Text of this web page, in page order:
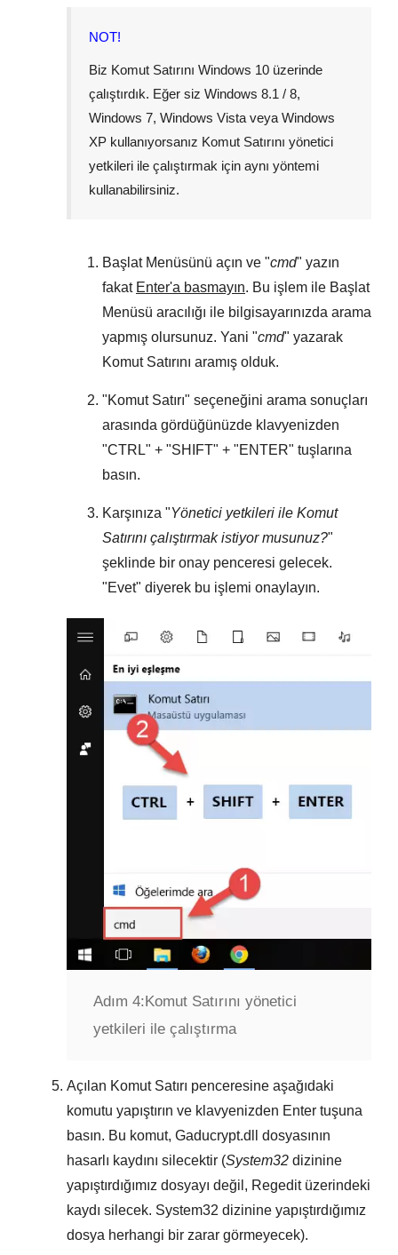
NOT!
Biz Komut Satırını Windows 10 üzerinde
çalıştırdık. Eğer siz Windows 8.1 / 8,
Windows 7, Windows Vista veya Windows
XP kullanıyorsanız Komut Satırını yönetici
yetkileri ile çalıştırmak için aynı yöntemi
kullanabilirsiniz.
Başlat Menüsünü açın ve "cmd" yazın
fakat Enter'a basmayın. Bu işlem ile Başlat
Menüsü aracılığı ile bilgisayarınızda arama
yapmış olursunuz. Yani "cmd" yazarak
Komut Satırını aramış olduk.
"Komut Satırı" seçeneğini arama sonuçları
arasında gördüğünüzde klavyenizden
"CTRL" + "SHIFT" + "ENTER" tuşlarına
basın.
Karşınıza "Yönetici yetkileri ile Komut
Satırını çalıştırmak istiyor musunuz?"
şeklinde bir onay penceresi gelecek.
"Evet" diyerek bu işlemi onaylayın.
Adım 4:Komut Satırını yönetici
yetkileri ile çalıştırma
Açılan Komut Satırı penceresine aşağıdaki
komutu yapıştırın ve klavyenizden Enter tuşuna
basın. Bu komut, Gaducrypt.dll
dosyasının
hasarlı kaydını silecektir (System32 dizinine
yapıştırdığımız dosyayı değil, Regeditüzerindeki
kaydı silecek. System32 dizinine yapıştırdığımız
dosya herhangi bir zarar görmeyecek).